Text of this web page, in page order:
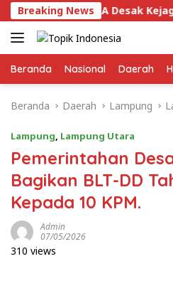
Langsung
ke
konten
Breaking News
ALAM BAKA Desak
Beranda Nasional Daerah
Beranda Daerah Lampung
Lampung, Lampung Utara
Pemerintahan
Bagikan BLT-DD
Kepada 10 KPM.
Admin
07/05/2026
310 views